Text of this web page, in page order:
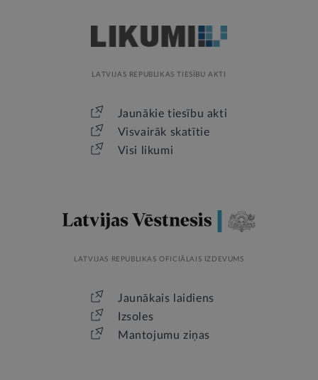
LATVIJAS REPUBLIKAS TIESĪBU AKTI
Jaunākie tiesību akti
Visvairāk skatītie
Visi likumi
LATVIJAS REPUBLIKAS OFICIĀLAIS IZDEVUMS
Jaunākais laidiens
Izsoles
Mantojumu ziņas